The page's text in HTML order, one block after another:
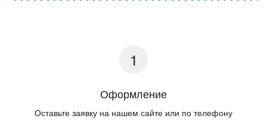
Оформление
Оставьте заявку на нашем сайте или по телефону